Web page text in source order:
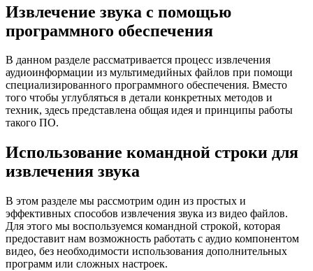
Извлечение звука с помощью
программного обеспечения
В данном разделе рассматривается процесс извлечения
аудиоинформации из мультимедийных файлов при помощи
специализированного программного обеспечения. Вместо
того чтобы углубляться в детали конкретных методов и
техник, здесь представлена общая идея и принципы работы
такого ПО.
Использование командной строки для
извлечения звука
В этом разделе мы рассмотрим один из простых и
эффективных способов извлечения звука из видео файлов.
Для этого мы воспользуемся командной строкой, которая
предоставит нам возможность работать с аудио компонентом
видео, без необходимости использования дополнительных
программ или сложных настроек.